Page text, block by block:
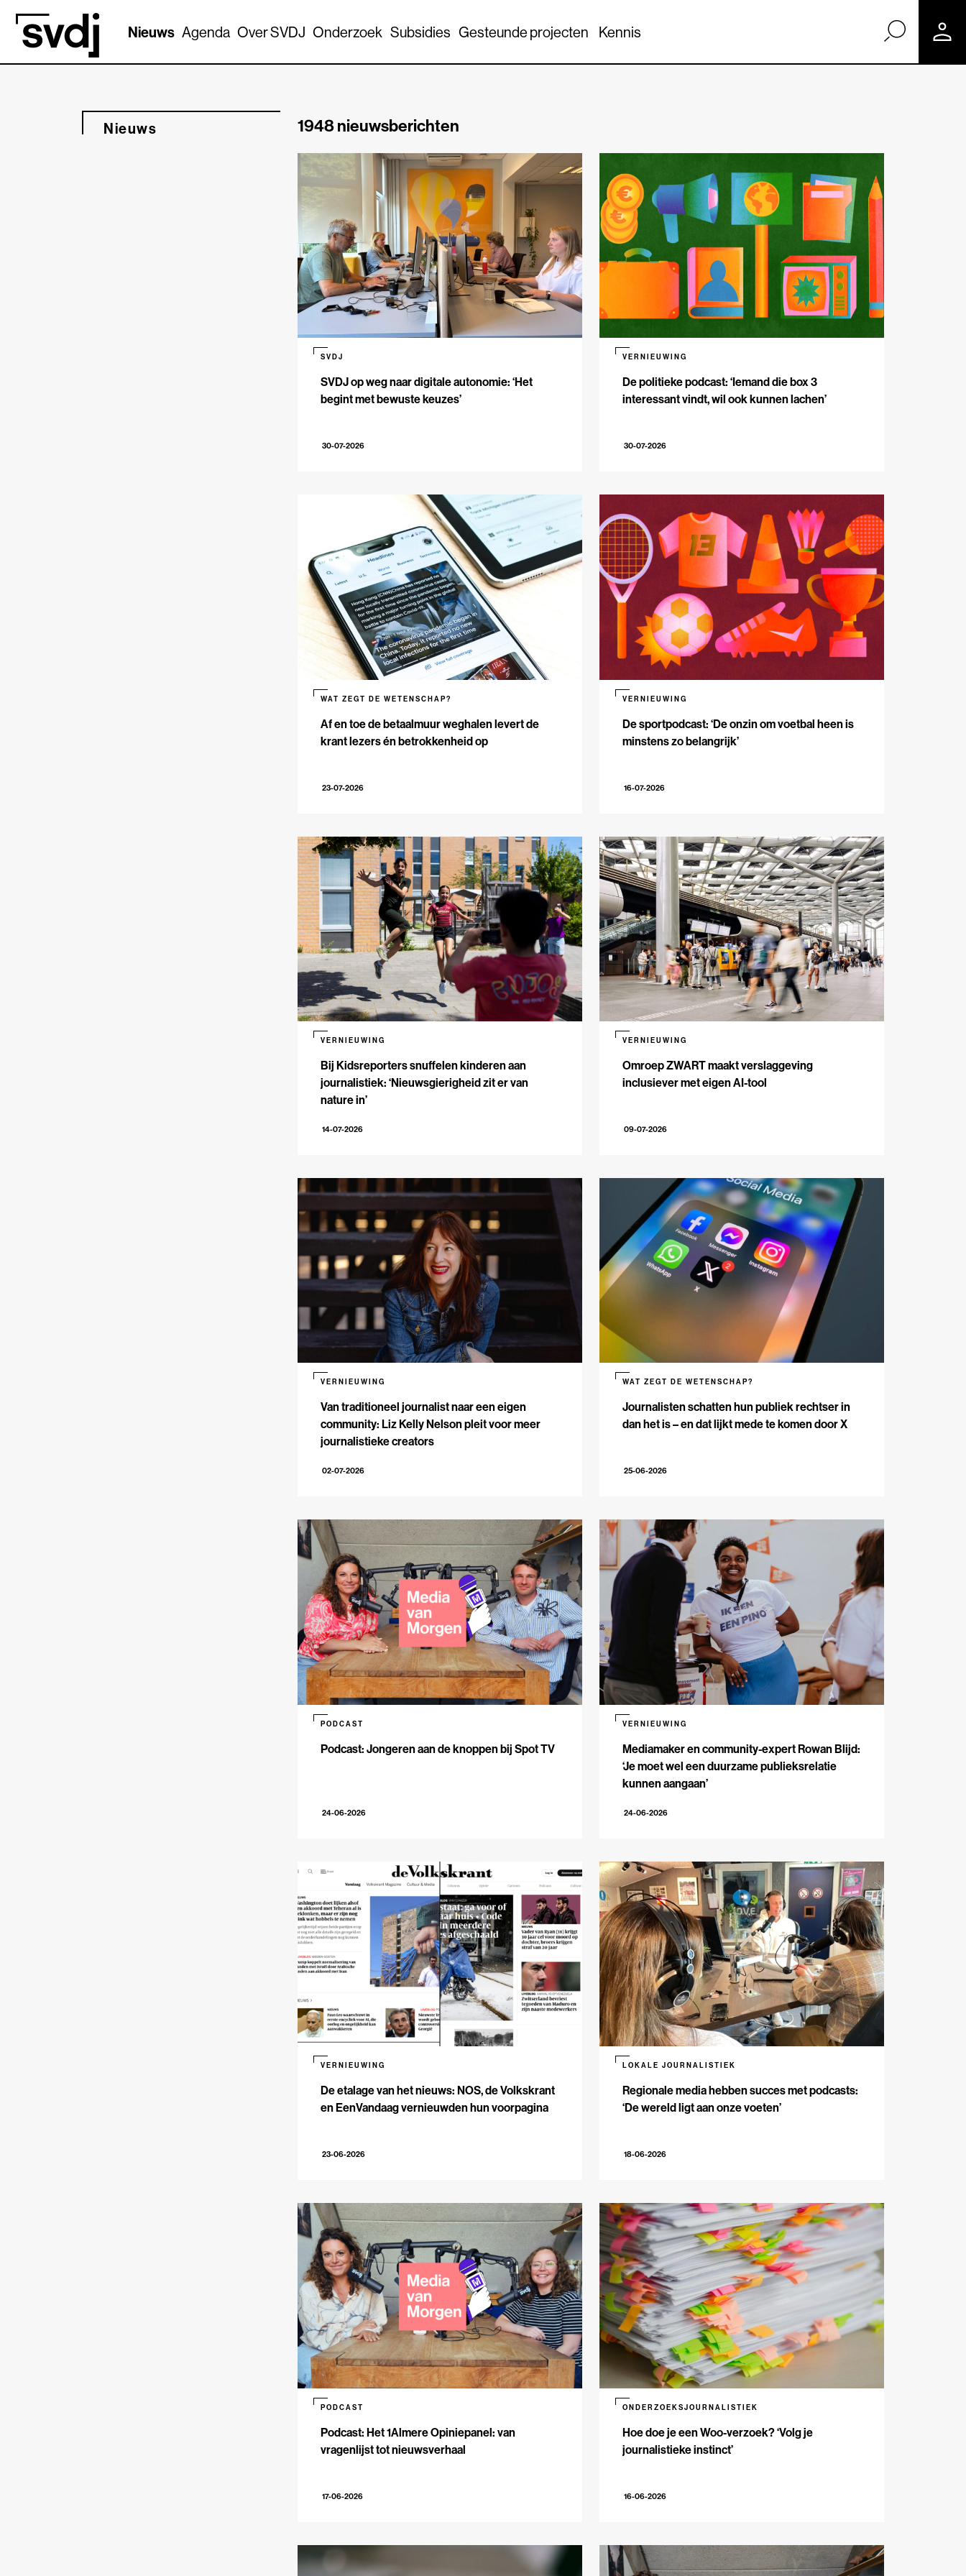
Naar hoofdinhoud
Nieuws Agenda Over SVDJ Onderzoek Subsidies Gesteunde projecten Kennis
Nieuws 1948 nieuwsberichten
SVDJ op weg naar digitale autonomie: ‘Het
begint met bewuste keuzes’
SVDJ
30-07-2026
De politieke podcast: ‘Iemand die box 3
interessant vindt, wil ook kunnen lachen’
VERNIEUWING
30-07-2026
Af en toe de betaalmuur weghalen levert de
krant lezers én betrokkenheid op
WAT ZEGT DE WETENSCHAP?
23-07-2026
De sportpodcast: ‘De onzin om voetbal heen is
minstens zo belangrijk’
VERNIEUWING
16-07-2026
Bij Kidsreporters snuffelen kinderen aan
journalistiek: ‘Nieuwsgierigheid zit er van
nature in’
VERNIEUWING
14-07-2026
Omroep ZWART maakt verslaggeving
inclusiever met eigen AI-tool
VERNIEUWING
09-07-2026
Van traditioneel journalist naar een eigen
community: Liz Kelly Nelson pleit voor meer
journalistieke creators
VERNIEUWING
02-07-2026
Journalisten schatten hun publiek rechtser in
dan het is – en dat lijkt mede te komen door X
WAT ZEGT DE WETENSCHAP?
25-06-2026
Podcast: Jongeren aan de knoppen bij Spot TV
PODCAST
24-06-2026
Mediamaker en community-expert Rowan Blijd:
‘Je moet wel een duurzame publieksrelatie
kunnen aangaan’
VERNIEUWING
24-06-2026
De etalage van het nieuws: NOS, de Volkskrant
en EenVandaag vernieuwden hun voorpagina
VERNIEUWING
23-06-2026
Regionale media hebben succes met podcasts:
‘De wereld ligt aan onze voeten’
LOKALE JOURNALISTIEK
18-06-2026
Podcast: Het 1Almere Opiniepanel: van
vragenlijst tot nieuwsverhaal
PODCAST
17-06-2026
Hoe doe je een Woo-verzoek? ‘Volg je
journalistieke instinct’
ONDERZOEKSJOURNALISTIEK
16-06-2026